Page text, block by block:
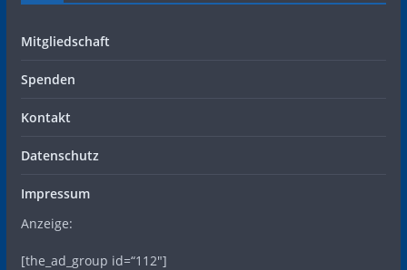
Mitgliedschaft
Spenden
Kontakt
Datenschutz
Impressum
Anzeige:
[the_ad_group id=“112″]